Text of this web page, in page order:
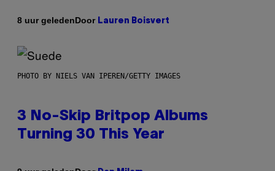
8 uur geledenDoor Lauren Boisvert
PHOTO BY NIELS VAN IPEREN/GETTY IMAGES
3 No-Skip Britpop Albums
Turning 30 This Year